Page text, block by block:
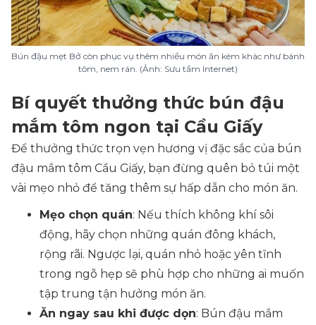
Bún đậu mẹt Bở còn phục vụ thêm nhiều món ăn kèm khác như bánh
tôm, nem rán. (Ảnh: Sưu tầm Internet)
Bí quyết thưởng thức bún đậu
mắm tôm ngon tại Cầu Giấy
Để thưởng thức trọn vẹn hương vị đặc sắc của bún
đậu mắm tôm Cầu Giấy, bạn đừng quên bỏ túi một
vài mẹo nhỏ để tăng thêm sự hấp dẫn cho món ăn.
Mẹo chọn quán: Nếu thích không khí sôi
động, hãy chọn những quán đông khách,
rộng rãi. Ngược lại, quán nhỏ hoặc yên tĩnh
trong ngõ hẹp sẽ phù hợp cho những ai muốn
tập trung tận hưởng món ăn.
Ăn ngay sau khi được dọn: Bún đậu mắm